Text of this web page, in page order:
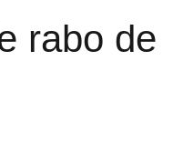
rabo de